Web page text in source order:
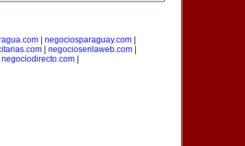
negociosparaguay.com
negociosenlaweb.com
negociodirecto.com